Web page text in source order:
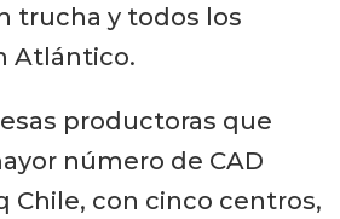
trucha y todos los
Atlántico.
productoras que
número de CAD
Chile, con cinco centros,